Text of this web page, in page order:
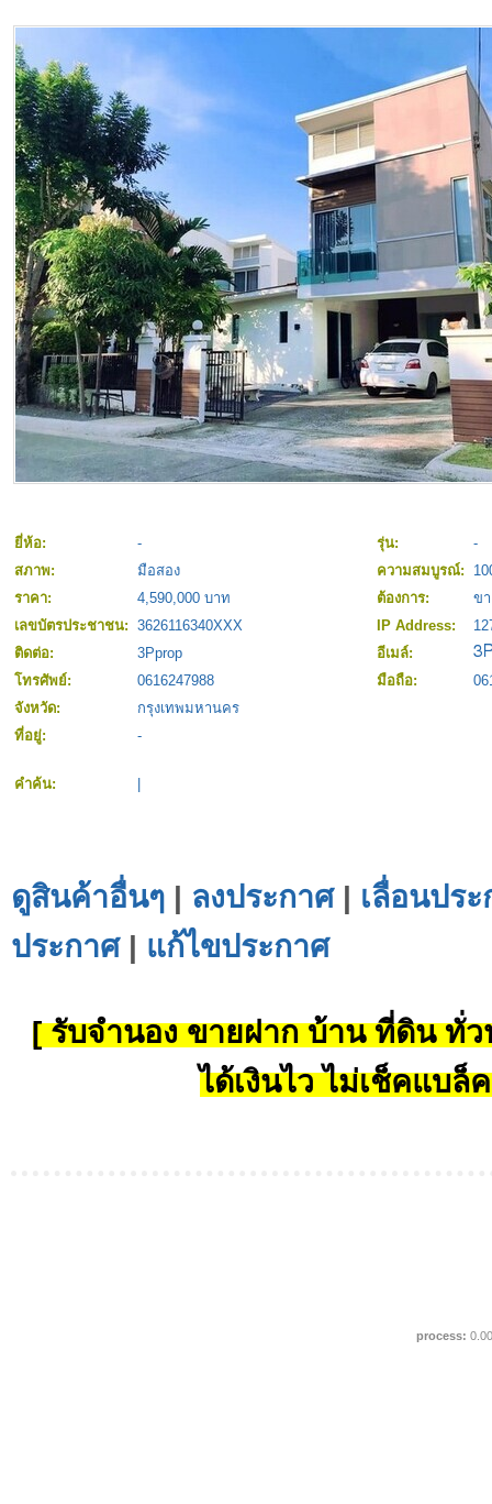
ยี่ห้อ: - รุ่น:
-
สภาพ:
มือสอง ความสมบูรณ์:
ราคา:
4,590,000 บาท ต้องการ:
ข
เลขบัตรประชาชน: 3626116340XXX IP Address:
ติดต่อ:
3Pprop
อีเมล์:
โทรศัพย์:
0616247988 มือถือ:
จังหวัด:
กรุงเทพมหานคร
ที่อยู่:
-
คำค้น:
ดูสินค้าอื่นๆ | ลงประกาศ| เลื่อนปร
ประกาศ| แก้ไขประกาศ
[ รับจำนอง ขายฝาก บ้าน ที่ดิน ทั่ว
ได้เงินไว ไม่เช็คแบล็
process: